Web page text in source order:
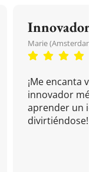
Innovador
Marie (Amsterdam,
¡Me encanta
innovador
aprender un
divirtiéndose!